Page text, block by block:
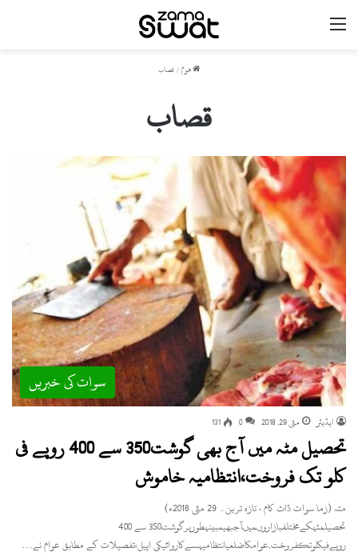
ھوم/قصاب
قصاب
سوات کی خبریں
ایڈیٹر مئی 29, 2018 0
131
تحصیل مٹہ میں آج بھی گوشت350 سے 400 روپے فی
کلو تک فروخت،انتظامیہ خاموش
مٹہ (زما سوات ڈاٹ کام ، تازہ ترین۔ 29 مئی 2018ء)
تحصیلمٹہکےمختلفبازاروںمیںآجبھیمبینہطورپرگوشت350 سے 400
روپےفیکلوتکفروخت,عوامکاضلعیانتظامیہسےکاروائیکی اپیل،تفصیلات کے مطابق عوام نے…